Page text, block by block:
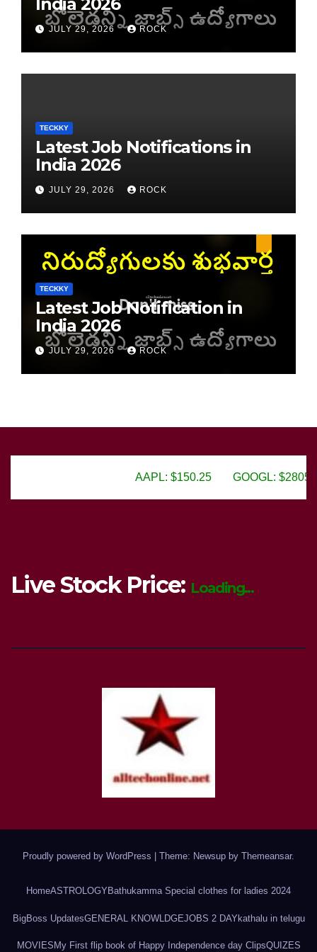
JULY 29, 2026 ROCK
TECKKY
Latest Job Notifications in
India 2026
JULY 29, 2026 ROCK
TECKKY
Latest Job Notification in
India 2026
JULY 29, 2026 ROCK
AAPL: $150.25 GOOGL: $2805.50 AMZN:
Live Stock Price: Loading...
Proudly powered by WordPress Theme: Newsup by Themeansar.
HomeASTROLOGYBathukamma Special clothes for ladies 2024
BigBoss UpdatesGENERAL KNOWLDGEJOBS 2 DAYkathalu in telugu
MOVIES My First flip book of Happy Independence day ClipsQUIZES